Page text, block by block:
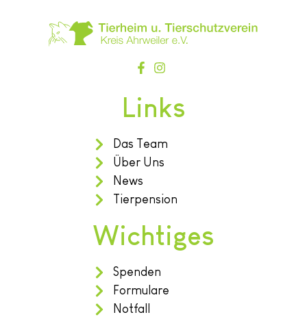
Links
Das Team
Über Uns
News
Tierpension
Wichtiges
Spenden
Formulare
Notfall